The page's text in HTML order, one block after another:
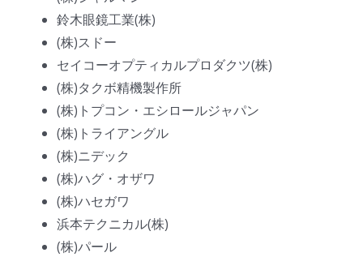
鈴木眼鏡工業(株)
(株)スドー
セイコーオプティカルプロダクツ(株)
(株)タクボ精機製作所
(株)トプコン・エシロールジャパン
(株)トライアングル
(株)ニデック
(株)ハグ・オザワ
(株)ハセガワ
浜本テクニカル(株)
(株)パール